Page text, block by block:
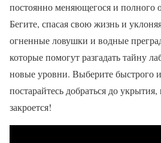
постоянно меняющегося и полного
Бегите, спасая свою жизнь и
огненные ловушки и водные
которые помогут разгадать тайну
новые уровни. Выберите быстрого
постарайтесь добраться до
закроется!